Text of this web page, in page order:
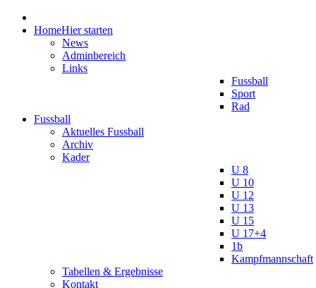
HomeHier starten
News
Adminbereich
Links
Fussball
Sport
Rad
Fussball
Aktuelles Fussball
Archiv
Kader
U 8
U 10
U 12
U 13
U 15
U 17+4
1b
Kampfmannschaft
Tabellen & Ergebnisse
Kontakt